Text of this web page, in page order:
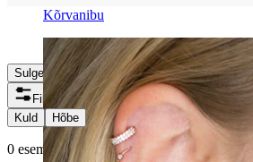
Kõrvanibu
Sulge
Filtrid
Kuld
Hõbe
0 esemeid leitud